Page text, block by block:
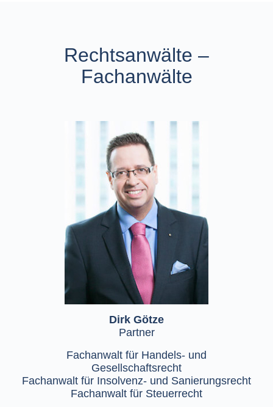
Rechtsanwälte –
Fachanwälte
Dirk Götze
Partner
Fachanwalt für Handels- und
Gesellschaftsrecht
Fachanwalt für Insolvenz- und Sanierungsrecht
Fachanwalt für Steuerrecht